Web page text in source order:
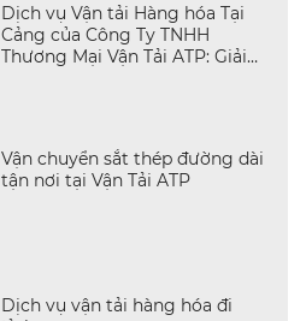
Dịch vụ Vận tải Hàng hóa Tại
Cảng của Công Ty TNHH
Thương Mại Vận Tải ATP: Giải
Vận chuyển sắt thép đường dài
tận nơi tại Vận Tải ATP
Dịch vụ vận tải hàng hóa đi